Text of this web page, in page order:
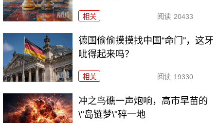
相关 阅读 20433
德国偷偷摸摸找中国“命门”，这牙
呲得起来吗？
相关 阅读 19330
冲之鸟礁一声炮响，高市早苗的
\"岛链梦\"碎一地